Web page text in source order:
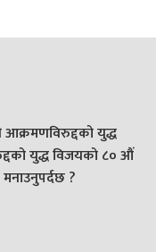
आक्रमणविरुद्दको युद्ध
युद्ध विजयको ८० औं
?